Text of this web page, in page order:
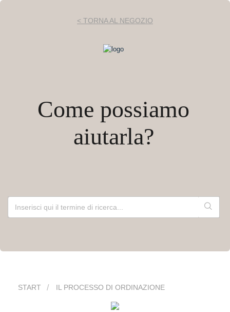
< TORNA AL NEGOZIO
Come possiamo
aiutarla?
START IL PROCESSO DI ORDINAZIONE